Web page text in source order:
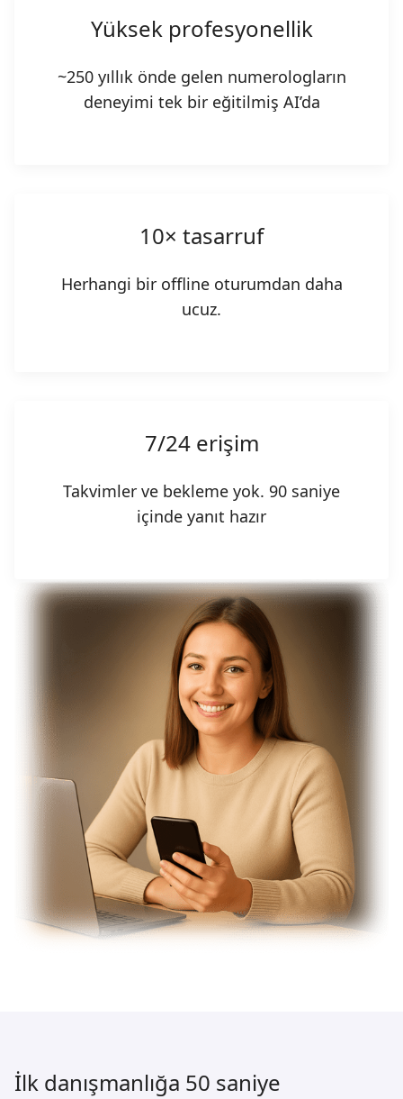
Yüksek profesyonellik
~250 yıllık önde gelen numerologların
deneyimi tek bir eğitilmiş AI’da
10× tasarruf
Herhangi bir offline oturumdan daha
ucuz.
7/24 erişim
Takvimler ve bekleme yok. 90 saniye
içinde yanıt hazır
İlk danışmanlığa 50 saniye